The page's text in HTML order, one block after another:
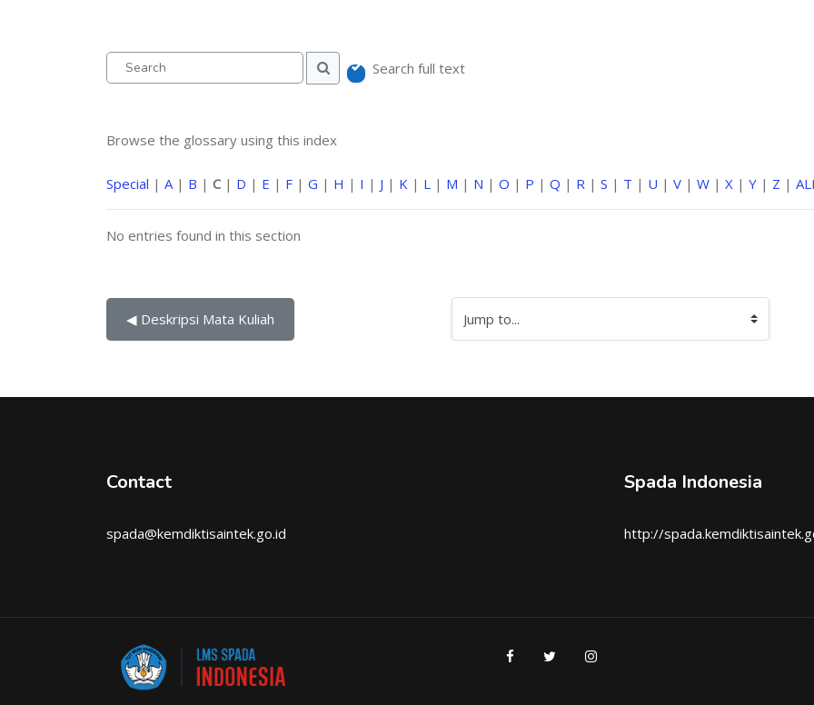
Search
Search
Search full text
Browse the glossary using this index
Special | A| B | C| D | E | F | G | H | I | J | K | L | M | N | O | P | Q | R | S | T | U | V | W | X | Y | Z |
No entries found in this section
◀︎ Deskripsi Mata Kuliah Jump to...
Contact
spada@kemdiktisaintek.go.id
Spada Indonesia
http://